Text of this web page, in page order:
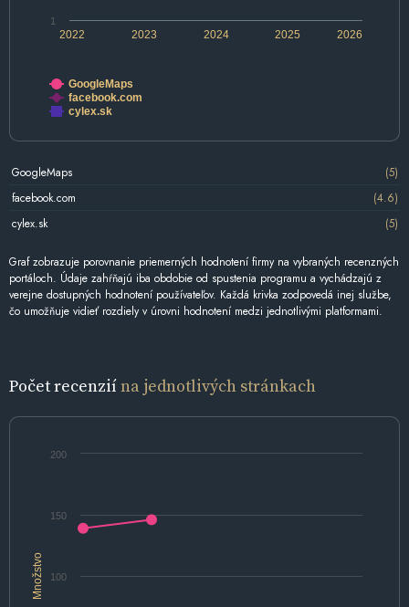
2022 2024 2026
2023 2025
1
GoogleMaps
facebook.com
cylex.sk
GoogleMaps
(5)
facebook.com
(4.6)
cylex.sk
(5)
Graf zobrazuje porovnanie priemerných hodnotení firmy na vybraných recenzných
portáloch. Údaje zahŕňajú iba obdobie od spustenia programu a vychádzajú z
verejne dostupných hodnotení používateľov. Každá krivka zodpovedá inej službe,
čo umožňuje vidieť rozdiely v úrovni hodnotení medzi jednotlivými platformami.
Počet recenziína jednotlivých stránkach
Množstvo 100
150
200